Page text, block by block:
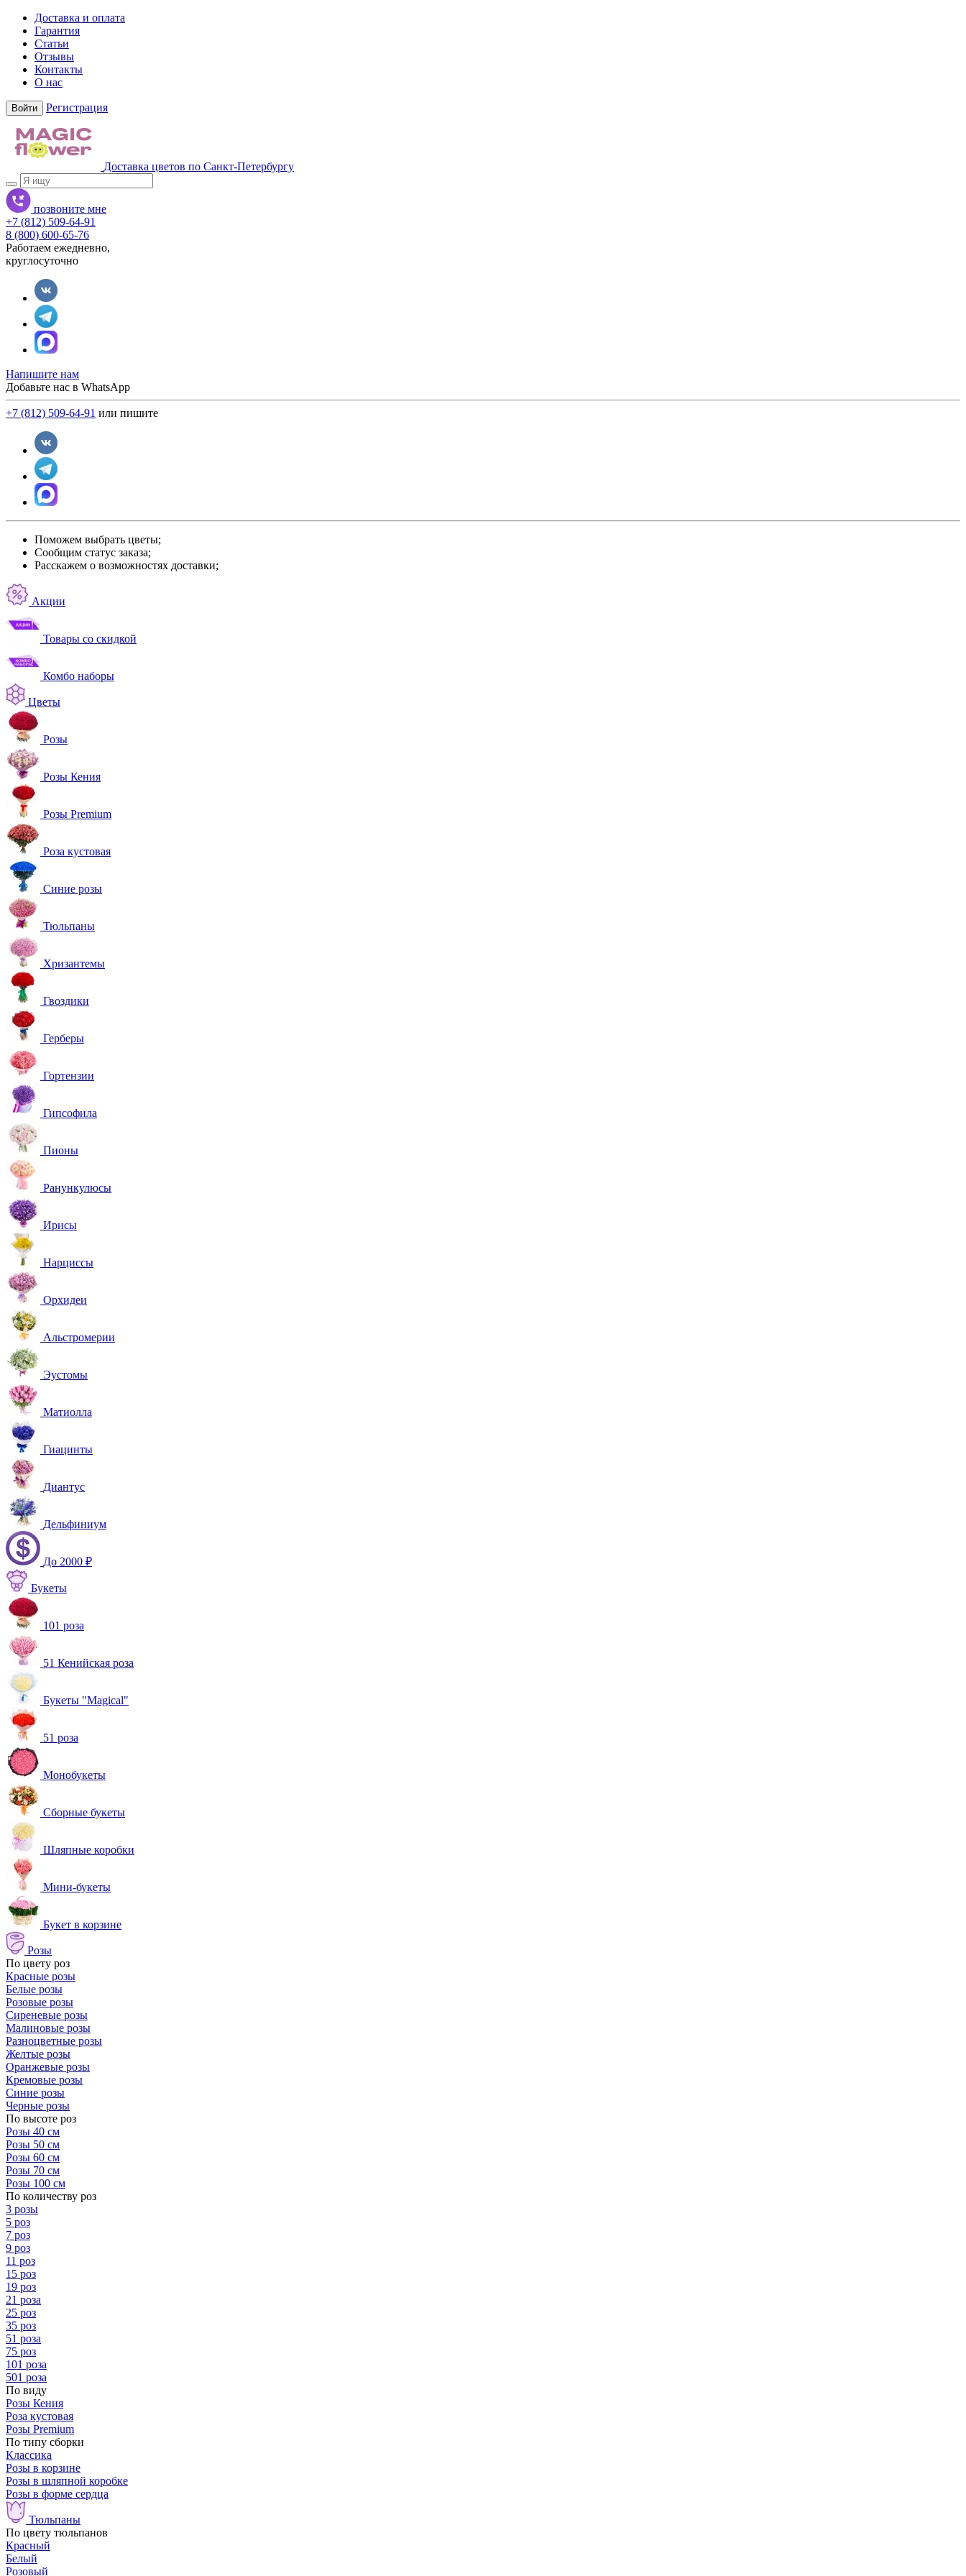
Доставка и оплата
Гарантия
Статьи
Отзывы
Контакты
О нас
Войти Регистрация
Доставка цветов по Санкт-Петербургу
позвоните мне
+7 (812) 509-64-91
8 (800) 600-65-76
Работаем ежедневно,
круглосуточно
Напишите нам
Добавьте нас в WhatsApp
+7 (812) 509-64-91 или пишите
Поможем выбрать цветы;
Сообщим статус заказа;
Расскажем о возможностях доставки;
Акции
Товары со скидкой
Комбо наборы
Цветы
Розы
Розы Кения
Розы Premium
Роза кустовая
Синие розы
Тюльпаны
Хризантемы
Гвоздики
Герберы
Гортензии
Гипсофила
Пионы
Ранункулюсы
Ирисы
Нарциссы
Орхидеи
Альстромерии
Эустомы
Матиолла
Гиацинты
Диантус
Дельфиниум
До 2000 ₽
Букеты
101 роза
51 Кенийская роза
Букеты "Magical"
51 роза
Монобукеты
Сборные букеты
Шляпные коробки
Мини-букеты
Букет в корзине
Розы
По цвету роз
Красные розы
Белые розы
Розовые розы
Сиреневые розы
Малиновые розы
Разноцветные розы
Желтые розы
Оранжевые розы
Кремовые розы
Синие розы
Черные розы
По высоте роз
Розы 40 см
Розы 50 см
Розы 60 см
Розы 70 см
Розы 100 см
По количеству роз
3 розы
5 роз
7 роз
9 роз
11 роз
15 роз
19 роз
21 роза
25 роз
35 роз
51 роза
75 роз
101 роза
501 роза
По виду
Розы Кения
Роза кустовая
Розы Premium
По типу сборки
Классика
Розы в корзине
Розы в шляпной коробке
Розы в форме сердца
Тюльпаны
По цвету тюльпанов
Красный
Белый
Розовый